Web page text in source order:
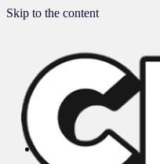
Skip to the content